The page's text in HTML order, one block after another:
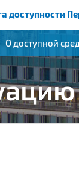
доступности
О доступной